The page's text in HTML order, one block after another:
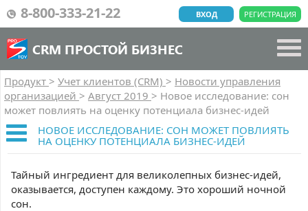
8-800-333-21-22 РЕГИСТРАЦИЯ
ВХОД
CRM ПРОСТОЙ БИЗНЕС
Продукт > Учет клиентов (CRM) > Новости управления
организацией > Август 2019 > Новое исследование: сон
может повлиять на оценку потенциала бизнес-идей
НОВОЕ ИССЛЕДОВАНИЕ: СОН МОЖЕТ ПОВЛИЯТЬ
НА ОЦЕНКУ ПОТЕНЦИАЛА БИЗНЕС-ИДЕЙ
Тайный ингредиент для великолепных бизнес-идей,
оказывается, доступен каждому. Это хороший ночной
сон.